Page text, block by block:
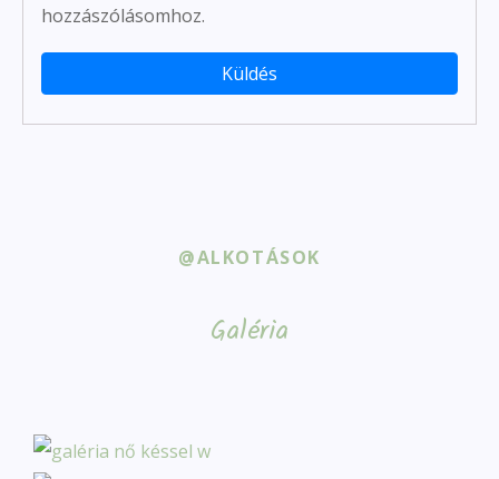
hozzászólásomhoz.
@ALKOTÁSOK
Galéria